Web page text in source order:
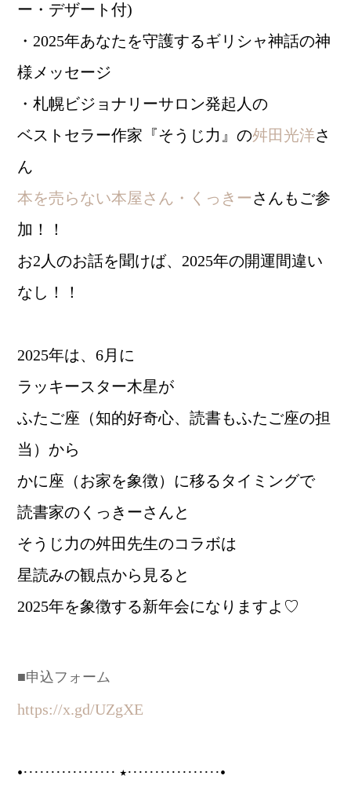
ー・デザート付)
・2025年あなたを守護するギリシャ神話の神
様メッセージ
・札幌ビジョナリーサロン発起人の
ベストセラー作家『そうじ力』の舛田光洋さ
ん
本を売らない本屋さん・くっきーさんもご参
加！！
お2人のお話を聞けば、2025年の開運間違い
なし！！
2025年は、6月に
ラッキースター木星が
ふたご座（知的好奇心、読書もふたご座の担
当）から
かに座（お家を象徴）に移るタイミングで
読書家のくっきーさんと
そうじ力の舛田先生のコラボは
星読みの観点から見ると
2025年を象徴する新年会になりますよ♡
■申込フォーム
https://x.gd/UZgXE
•················· ⭑·················•